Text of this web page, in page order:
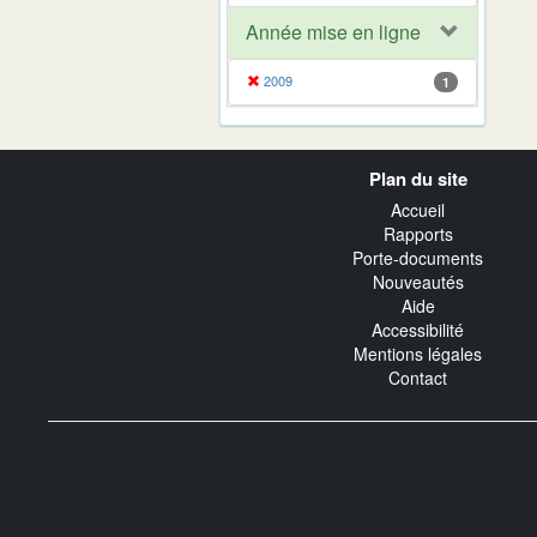
Année mise en ligne
2009 1
Plan du site
Accueil
Rapports
Porte-documents
Nouveautés
Aide
Accessibilité
Mentions légales
Contact